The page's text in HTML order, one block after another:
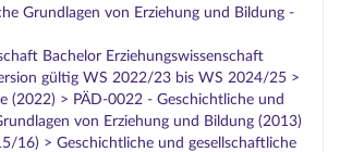
Grundlagen von Erziehung und Bildung -
Bachelor Erziehungswissenschaft
gültig WS 2022/23 bis WS 2024/25 >
(2022) > PÄD-0022 - Geschichtliche und
von Erziehung und Bildung (2013)
16) > Geschichtliche und gesellschaftliche